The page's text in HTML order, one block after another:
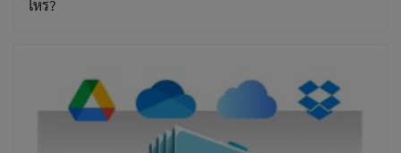
ไหร่?